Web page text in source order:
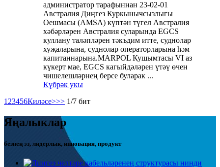
администратор тарафыннан 23-02-01
Австралия Диңгез Куркынычсызлыгы
Оешмасы (AMSA) күптән түгел Австралия
хәбәрләрен Австралия суларында EGCS
куллану таләпләрен тәкъдим итте, суднолар
хуҗаларына, суднолар операторларына һәм
капитаннарына.MARPOL Кушымтасы VI аз
күкерт мае, EGCS кагыйдәләрен үтәү өчен
чишелешләрнең берсе буларак ...
Күбрәк укы
1 23456Киләсе>>> 1/7 бит
Яңалыклар
безнең эз, лидерлык, инновация, продукт